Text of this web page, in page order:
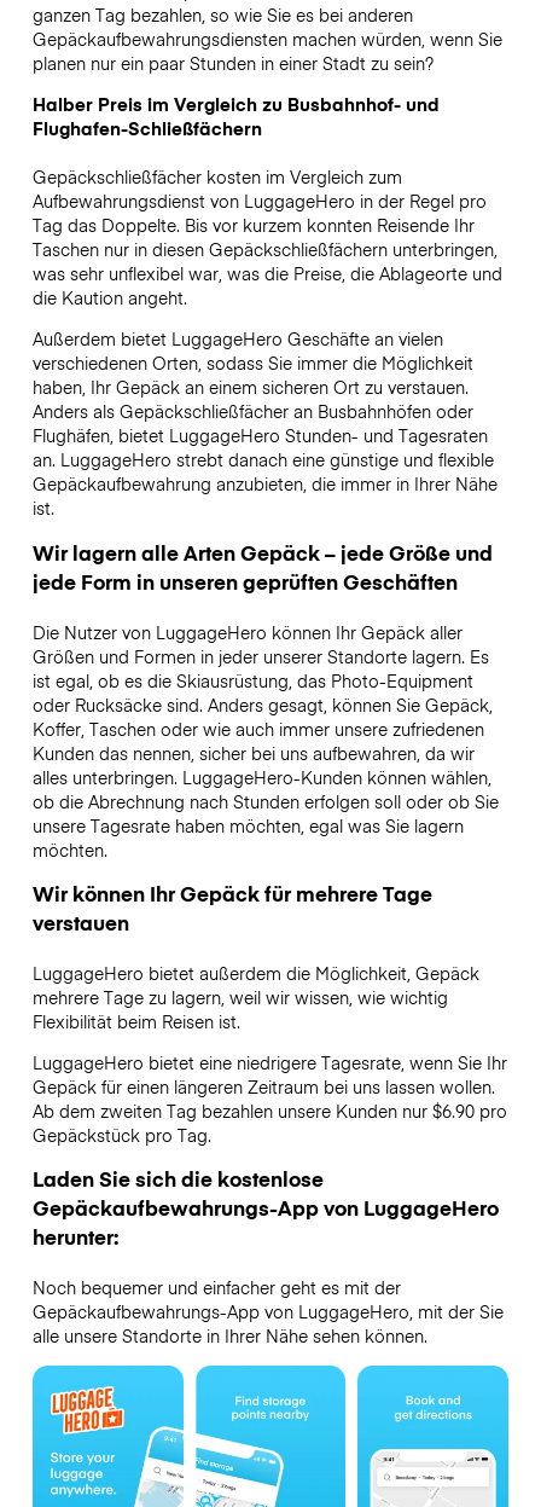
ganzen Tag bezahlen, so wie Sie es bei anderen
Gepäckaufbewahrungsdiensten machen würden, wenn Sie
planen nur ein paar Stunden in einer Stadt zu sein?
Halber Preis im Vergleich zu Busbahnhof- und
Flughafen-Schließfächern
Gepäckschließfächer kosten im Vergleich zum
Aufbewahrungsdienst von LuggageHero in der Regel pro
Tag das Doppelte. Bis vor kurzem konnten Reisende Ihr
Taschen nur in diesen Gepäckschließfächern unterbringen,
was sehr unflexibel war, was die Preise, die Ablageorte und
die Kaution angeht.
Außerdem bietet LuggageHero Geschäfte an vielen
verschiedenen Orten, sodass Sie immer die Möglichkeit
haben, Ihr Gepäck an einem sicheren Ort zu verstauen.
Anders als Gepäckschließfächer an Busbahnhöfen oder
Flughäfen, bietet LuggageHero Stunden- und Tagesraten
an. LuggageHero strebt danach eine günstige und flexible
Gepäckaufbewahrung anzubieten, die immer in Ihrer Nähe
ist.
Wir lagern alle Arten Gepäck – jede Größe und
jede Form in unseren geprüften Geschäften
Die Nutzer von LuggageHero können Ihr Gepäck aller
Größen und Formen in jeder unserer Standorte lagern. Es
ist egal, ob es die Skiausrüstung, das Photo-Equipment
oder Rucksäcke sind. Anders gesagt, können Sie Gepäck,
Koffer, Taschen oder wie auch immer unsere zufriedenen
Kunden das nennen, sicher bei uns aufbewahren, da wir
alles unterbringen. LuggageHero-Kunden können wählen,
ob die Abrechnung nach Stunden erfolgen soll oder ob Sie
unsere Tagesrate haben möchten, egal was Sie lagern
möchten.
Wir können Ihr Gepäck für mehrere Tage
verstauen
LuggageHero bietet außerdem die Möglichkeit, Gepäck
mehrere Tage zu lagern, weil wir wissen, wie wichtig
Flexibilität beim Reisen ist.
LuggageHero bietet eine niedrigere Tagesrate, wenn Sie Ihr
Gepäck für einen längeren Zeitraum bei uns lassen wollen.
Ab dem zweiten Tag bezahlen unsere Kunden nur $6.90 pro
Gepäckstück pro Tag.
Laden Sie sich die kostenlose
Gepäckaufbewahrungs-App von LuggageHero
herunter:
Noch bequemer und einfacher geht es mit der
Gepäckaufbewahrungs-App von LuggageHero, mit der Sie
alle unsere Standorte in Ihrer Nähe sehen können.